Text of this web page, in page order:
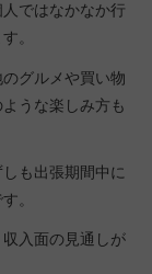
ではなかなか行
。
グルメや買い物
うな楽しみ方も
も出張期間中に
。
入面の見通しが